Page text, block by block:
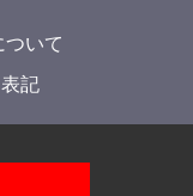
いて
記